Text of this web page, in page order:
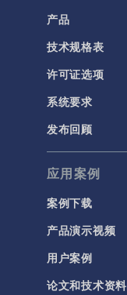
产品
技术规格表
许可证选项
系统要求
发布回顾
应用案例
案例下载
产品演示视频
用户案例
论文和技术资料